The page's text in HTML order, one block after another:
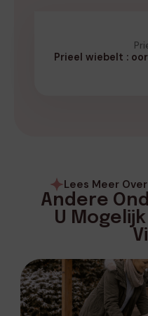
Prieel wiebelt :
Lees Meer
Andere
U